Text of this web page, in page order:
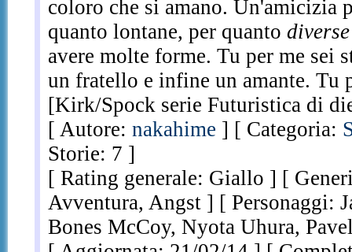
coloro che si amano. Un'amicizia
quanto lontane, per quanto diverse
avere molte forme. Tu per me sei
un fratello e infine un amante. Tu
[Kirk/Spock serie Futuristica di
[ Autore: nakahime ] [ Categoria:
Storie: 7 ]
[ Rating generale: Giallo ] [
Avventura, Angst ] [ Personaggi:
Bones McCoy, Nyota Uhura,